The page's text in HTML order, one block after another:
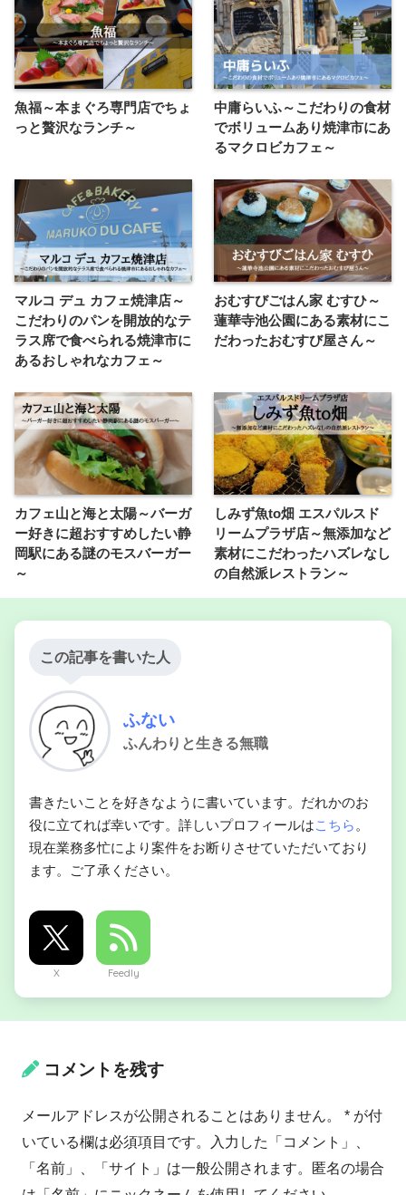
魚福～本まぐろ専門店でちょ
っと贅沢なランチ～
中庸らいふ～こだわりの食材
でボリュームあり焼津市にあ
るマクロビカフェ～
マルコ デュ カフェ焼津店～
こだわりのパンを開放的なテ
ラス席で食べられる焼津市に
あるおしゃれなカフェ～
おむすびごはん家 むすひ～
蓮華寺池公園にある素材にこ
だわったおむすび屋さん～
カフェ山と海と太陽～バーガ
ー好きに超おすすめしたい静
岡駅にある謎のモスバーガー
～
しみず魚to畑 エスパルスド
リームプラザ店～無添加など
素材にこだわったハズレなし
の自然派レストラン～
この記事を書いた人
ふない
ふんわりと生きる無職
書きたいことを好きなように書いています。だれかのお
役に立てれば幸いです。詳しいプロフィールはこちら 。
現在業務多忙により案件をお断りさせていただいており
ます。ご了承ください。
X Feedly
コメントを残す
メールアドレスが公開されることはありません。 * が付
いている欄は必須項目です。入力した「コメント」、
「名前」、「サイト」は一般公開されます。匿名の場合